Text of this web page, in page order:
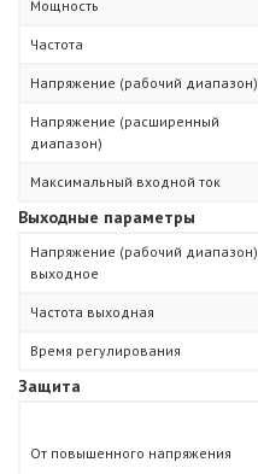
Мощность
Частота
Напряжение (рабочий диапазон)
Напряжение (расширенный
диапазон)
Максимальный входной ток
Выходные параметры
Напряжение (рабочий диапазон)
выходное
Частота выходная
Время регулирования
Защита
От повышенного напряжения